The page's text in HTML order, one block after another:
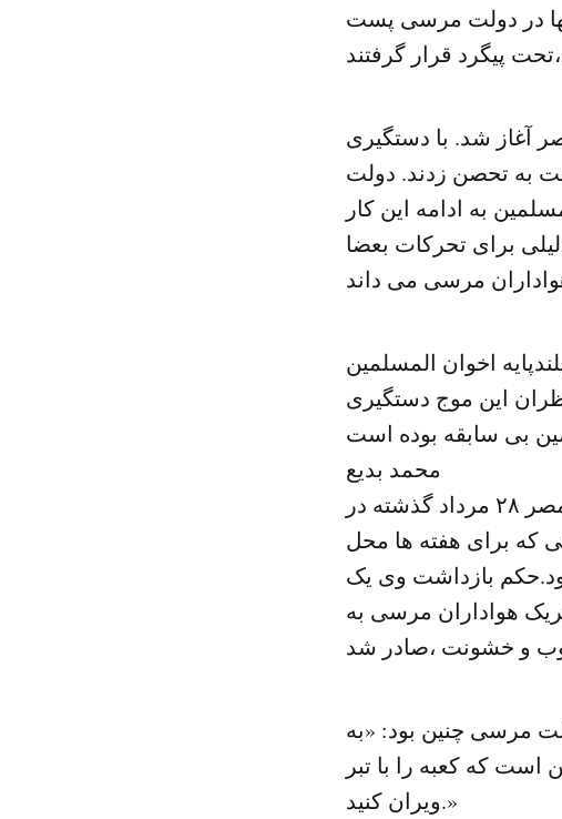
در دولت مرسى پست
آغاز شد. با دستگیرى
به تحصن زدند. دولت
به ادامه این کار
براى تحرکات بعضا
اخوان المسلمین
این موج دستگیرى
محمد بدیع
محمد بدیع رهبر و «مرشد عام» جماعت اخوان المسلمین مصر ٢٨ مرداد گذشته در
که براى هفته ها محل
بازداشت وى یک
گذشته و به جرم تحریک هواداران مرسى به
مرسى چنین بود: «به
که کعبه را با تبر
ویران کنید.»